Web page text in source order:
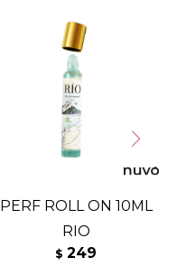
PERF ROLL ON 10ML
RIO
$ 249